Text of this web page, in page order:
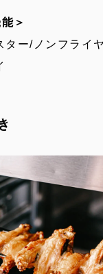
＞
ター/ノンフライ